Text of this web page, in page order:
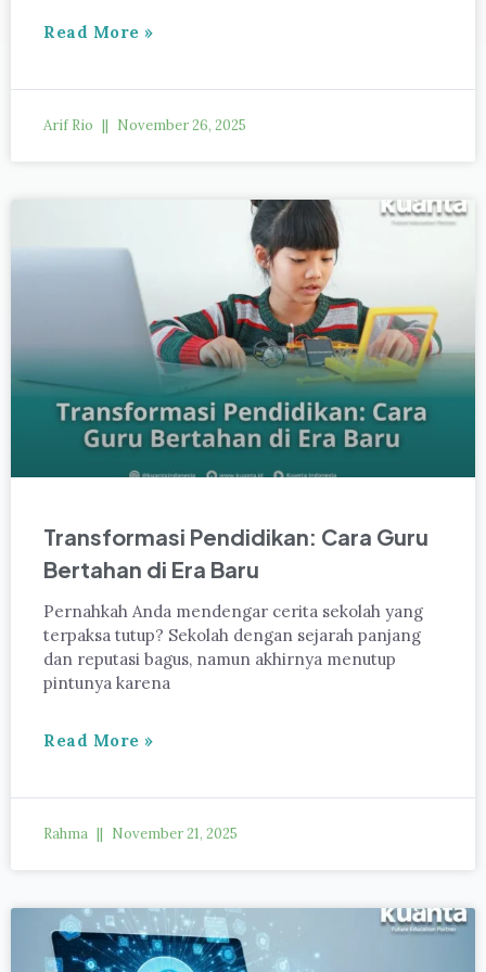
Read More »
Arif Rio November 26, 2025
Transformasi Pendidikan: Cara Guru
Bertahan di Era Baru
Pernahkah Anda mendengar cerita sekolah yang
terpaksa tutup? Sekolah dengan sejarah panjang
dan reputasi bagus, namun akhirnya menutup
pintunya karena
Read More »
Rahma November 21, 2025